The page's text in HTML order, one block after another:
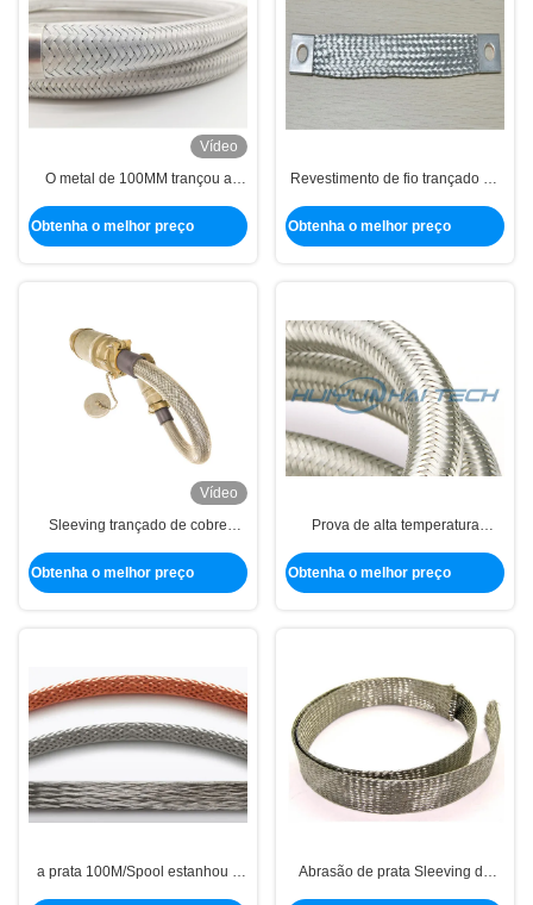
Vídeo
O metal de 100MM trançou a
cablagens da luva
Obtenha o melhor preço
Revestimento de fio trançado de
forno elétrico
Obtenha o melhor preço
Vídeo
Sleeving trançado de cobre
para a proteção da folha
Obtenha o melhor preço
Prova de alta temperatura
propósitos do protetor de cobre
da trança para o
Obtenha o melhor preço
a prata 100M/Spool estanhou a
Abrasão de prata Sleeving de